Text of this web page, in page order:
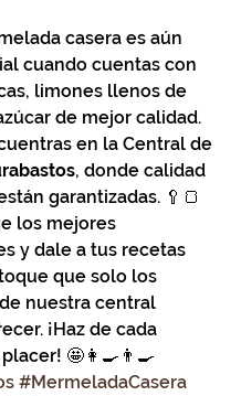
casera es aún
cuando cuentas con
limones llenos de
de mejor calidad.
en la Central de
, donde calidad
garantizadas. 🥄🍞
los mejores
y dale a tus recetas
que solo los
nuestra central
¡Haz de cada
🤩👩‍🍳👨‍🍳
#MermeladaCasera